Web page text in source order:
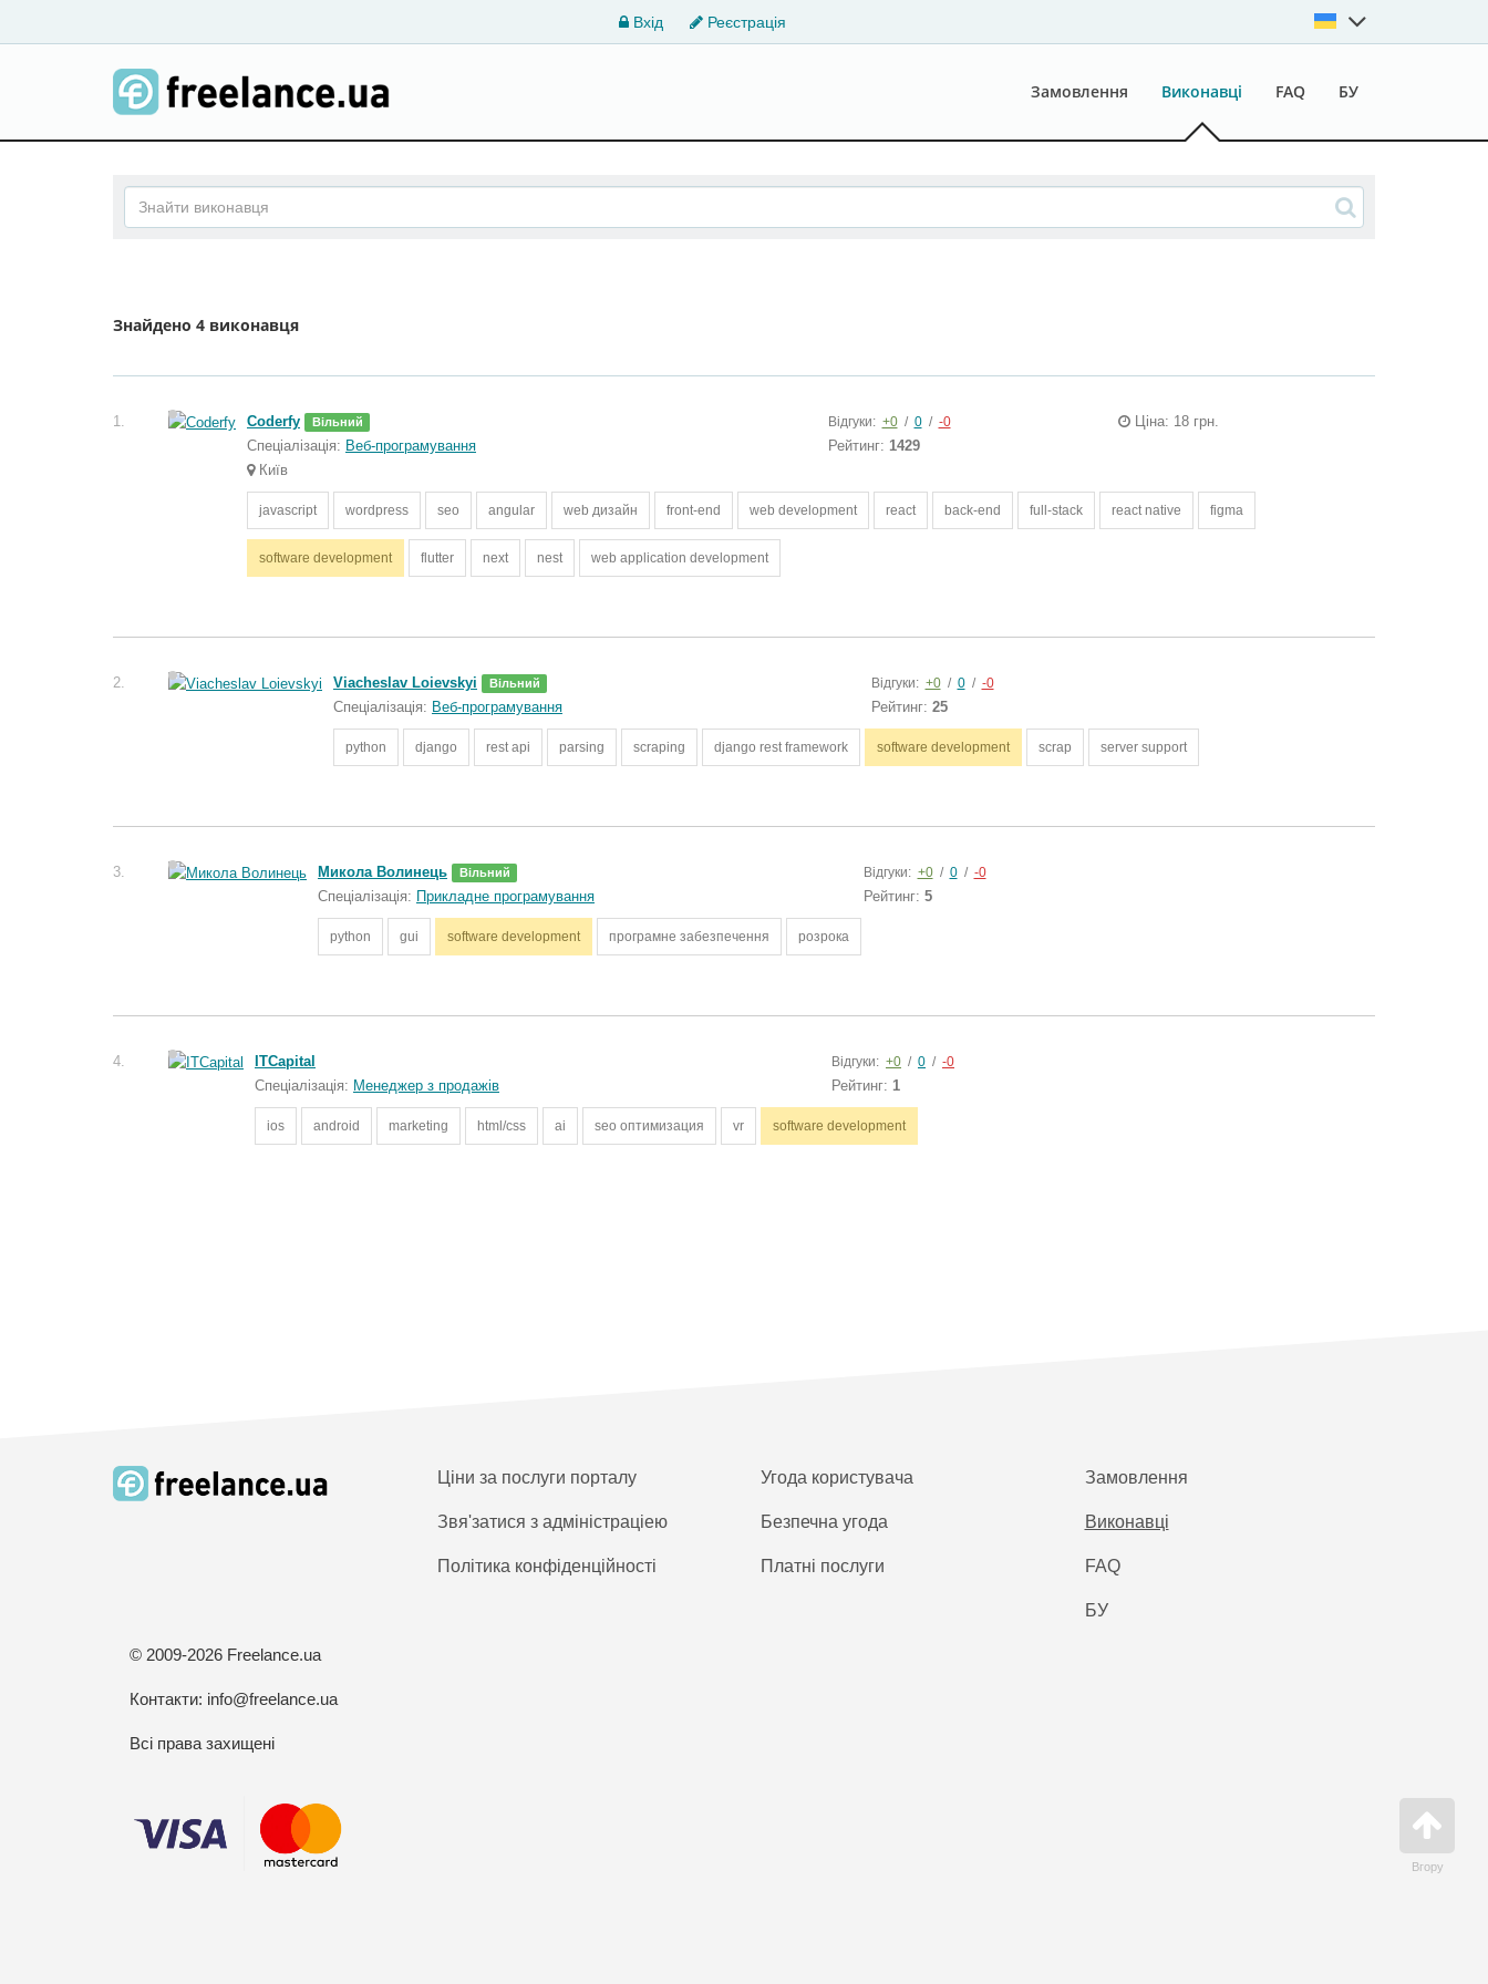
Вхід Реєстрація
Замовлення Виконавці FAQ БУ
Знайдено 4 виконавця
1. Coderfy Вільний
Спеціалізація: Веб-програмування
Київ
Відгуки: +0 / 0 / -0
Рейтинг: 1429
Ціна: 18 грн.
javascript wordpress seo angular web дизайн front-end web development react back-end full-stack react native figma
software development flutter next nest web application development
2. Viacheslav Loievskyi Вільний
Спеціалізація: Веб-програмування
Відгуки: +0 / 0 / -0
Рейтинг: 25
python django rest api parsing scraping django rest framework software development scrap server support
3. Микола Волинець Вільний
Спеціалізація: Прикладне програмування
Відгуки: +0 / 0 / -0
Рейтинг: 5
python gui software development програмне забезпечення розрока
4.
ITCapital
Спеціалізація: Менеджер з продажів
Відгуки: +0 / 0 / -0
Рейтинг: 1
ios android marketing html/css ai seo оптимизация vr software development
Вгору
Ціни за послуги порталу
Звя'затися з адміністраціею
Політика конфіденційності
Угода користувача
Безпечна угода
Платнi послуги
Замовлення
Виконавці
FAQ
БУ
© 2009-2026 Freelance.ua
Контакти: info@freelance.ua
Всі права захищені